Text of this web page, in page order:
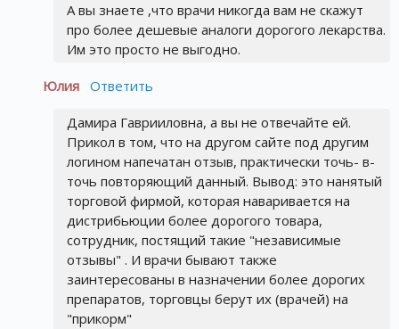
А вы знаете ,что врачи никогда вам не скажут
про более дешевые аналоги дорогого лекарства.
Им это просто не выгодно.
Юлия Ответить
Дамира Гаврииловна, а вы не отвечайте ей.
Прикол в том, что на другом сайте под другим
логином напечатан отзыв, практически точь- в-
точь повторяющий данный. Вывод: это нанятый
торговой фирмой, которая наваривается на
дистрибьюции более дорогого товара,
сотрудник, постящий такие "независимые
отзывы" . И врачи бывают также
заинтересованы в назначении более дорогих
препаратов, торговцы берут их (врачей) на
"прикорм"